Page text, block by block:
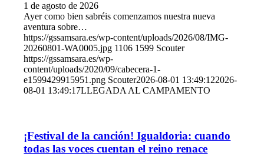
1 de agosto de 2026
Ayer como bien sabréis comenzamos nuestra nueva
aventura sobre…
https://gssamsara.es/wp-content/uploads/2026/08/IMG-
20260801-WA0005.jpg 1106 1599 Scouter
https://gssamsara.es/wp-
content/uploads/2020/09/cabecera-1-
e1599429915951.png Scouter2026-08-01 13:49:122026-
08-01 13:49:17LLEGADA AL CAMPAMENTO
¡Festival de la canción! Igualdoria: cuando
todas las voces cuentan el reino renace